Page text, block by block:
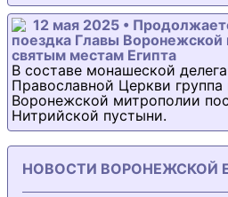
12 мая 2025 •
поездка Главы
святым местам Египта
В составе монашеской
Православной Церкви
Воронежской митрополии
Нитрийской пустыни.
НОВОСТИ ВОРОНЕЖСКОЙ